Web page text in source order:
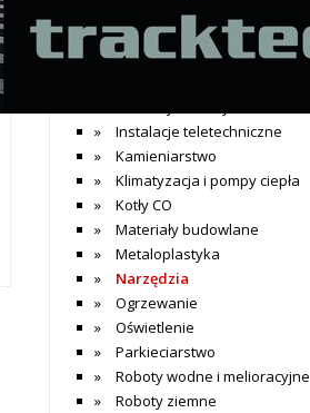
Budowa sauny
Budownictwo mieszkaniowe
Instalacje teletechniczne
Kamieniarstwo
Klimatyzacja i pompy ciepła
Kotły CO
Materiały budowlane
Metaloplastyka
Narzędzia
Ogrzewanie
Oświetlenie
Parkieciarstwo
Roboty wodne i melioracyjne
Roboty ziemne